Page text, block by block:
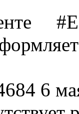
6